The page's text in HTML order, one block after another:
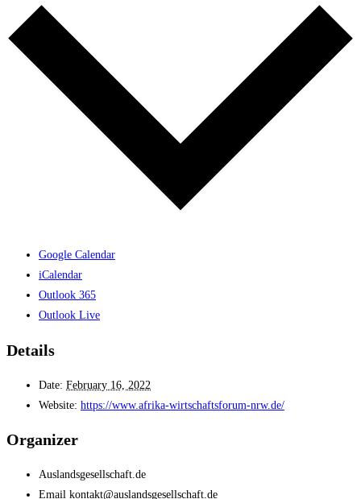
Google Calendar
iCalendar
Outlook 365
Outlook Live
Details
Date: February 16, 2022
Website: https://www.afrika-wirtschaftsforum-nrw.de/
Organizer
Auslandsgesellschaft.de
Email kontakt@auslandsgesellschaft.de